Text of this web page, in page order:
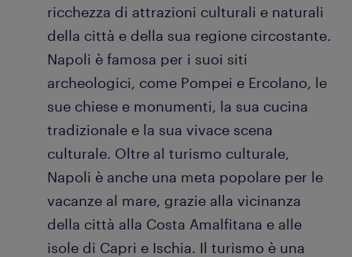
ricchezza di attrazioni culturali e naturali
della città e della sua regione circostante.
Napoli è famosa per i suoi siti
archeologici, come Pompei e Ercolano, le
sue chiese e monumenti, la sua cucina
tradizionale e la sua vivace scena
culturale. Oltre al turismo culturale,
Napoli è anche una meta popolare per le
vacanze al mare, grazie alla vicinanza
della città alla Costa Amalfitana e alle
isole di Capri e Ischia. Il turismo è una